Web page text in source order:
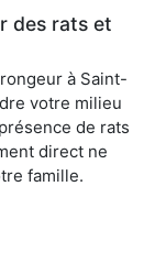
des rats et
à Saint-
votre milieu
de rats
direct ne
famille.